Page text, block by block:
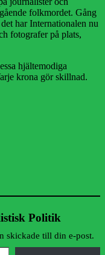
folkmordet. Gång
har Internationalen nu
fotografer på plats,
hjältemodiga
krona gör skillnad.
Politik
skickade till din e-post.